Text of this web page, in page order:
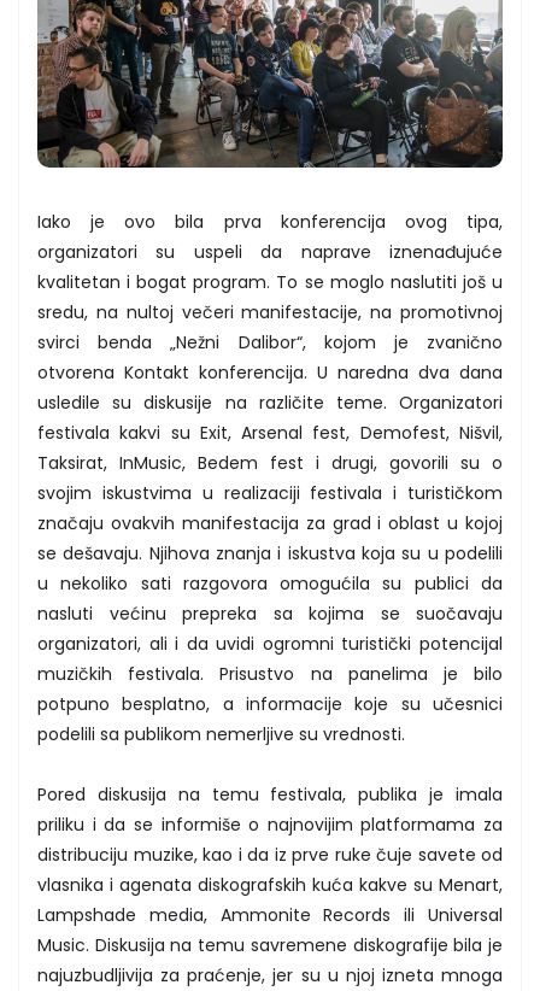
Iako je ovo bila prva konferencija ovog tipa,
organizatori su uspeli da naprave iznenađujuće
kvalitetan i bogat program. To se moglo naslutiti još u
sredu, na nultoj večeri manifestacije, na promotivnoj
svirci benda „Nežni Dalibor“, kojom je zvanično
otvorena Kontakt konferencija. U naredna dva dana
usledile su diskusije na različite teme. Organizatori
festivala kakvi su Exit, Arsenal fest, Demofest, Nišvil,
Taksirat, InMusic, Bedem fest i drugi, govorili su o
svojim iskustvima u realizaciji festivala i turističkom
značaju ovakvih manifestacija za grad i oblast u kojoj
se dešavaju. Njihova znanja i iskustva koja su u podelili
u nekoliko sati razgovora omogućila su publici da
nasluti većinu prepreka sa kojima se suočavaju
organizatori, ali i da uvidi ogromni turistički potencijal
muzičkih festivala. Prisustvo na panelima je bilo
potpuno besplatno, a informacije koje su učesnici
podelili sa publikom nemerljive su vrednosti.
Pored diskusija na temu festivala, publika je imala
priliku i da se informiše o najnovijim platformama za
distribuciju muzike, kao i da iz prve ruke čuje savete od
vlasnika i agenata diskografskih kuća kakve su Menart,
Lampshade media, Ammonite Records ili Universal
Music. Diskusija na temu savremene diskografije bila je
najuzbudljivija za praćenje, jer su u njoj izneta mnoga